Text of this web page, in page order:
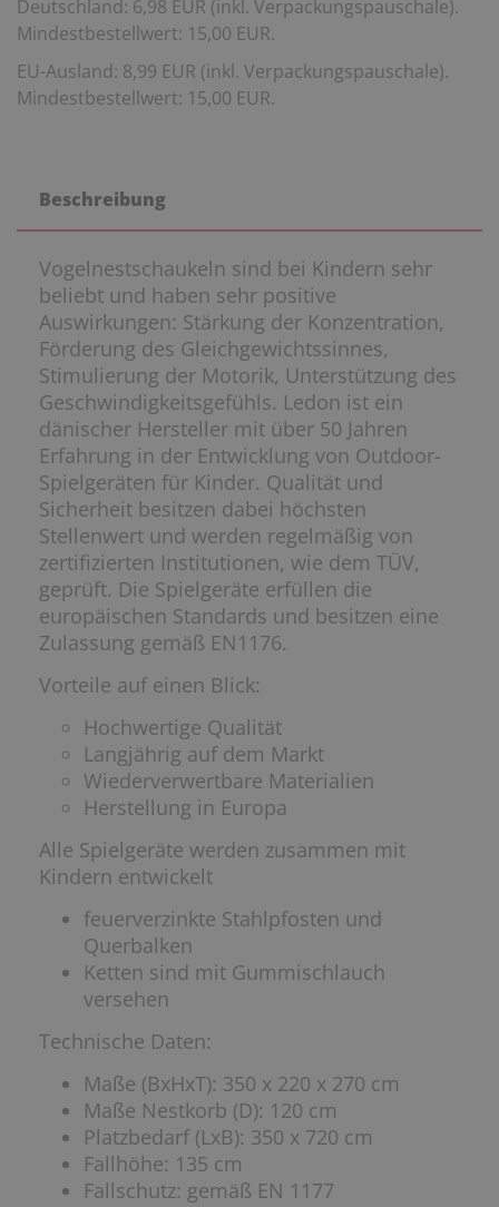
Deutschland: 6,98 EUR (inkl. Verpackungspauschale).
Mindestbestellwert: 15,00 EUR.
EU-Ausland: 8,99 EUR (inkl. Verpackungspauschale).
Mindestbestellwert: 15,00 EUR.
Beschreibung
Vogelnestschaukeln sind bei Kindern sehr
beliebt und haben sehr positive
Auswirkungen: Stärkung der Konzentration,
Förderung des Gleichgewichtssinnes,
Stimulierung der Motorik, Unterstützung des
Geschwindigkeitsgefühls. Ledon ist ein
dänischer Hersteller mit über 50 Jahren
Erfahrung in der Entwicklung von Outdoor-
Spielgeräten für Kinder. Qualität und
Sicherheit besitzen dabei höchsten
Stellenwert und werden regelmäßig von
zertifizierten Institutionen, wie dem TÜV,
geprüft. Die Spielgeräte erfüllen die
europäischen Standards und besitzen eine
Zulassung gemäß EN1176.
Vorteile auf einen Blick:
Hochwertige Qualität
Langjährig auf dem Markt
Wiederverwertbare Materialien
Herstellung in Europa
Alle Spielgeräte werden zusammen mit
Kindern entwickelt
feuerverzinkte Stahlpfosten und
Querbalken
Ketten sind mit Gummischlauch
versehen
Technische Daten:
Maße (BxHxT): 350 x 220 x 270 cm
Maße Nestkorb (D): 120 cm
Platzbedarf (LxB): 350 x 720 cm
Fallhöhe: 135 cm
Fallschutz: gemäß EN 1177